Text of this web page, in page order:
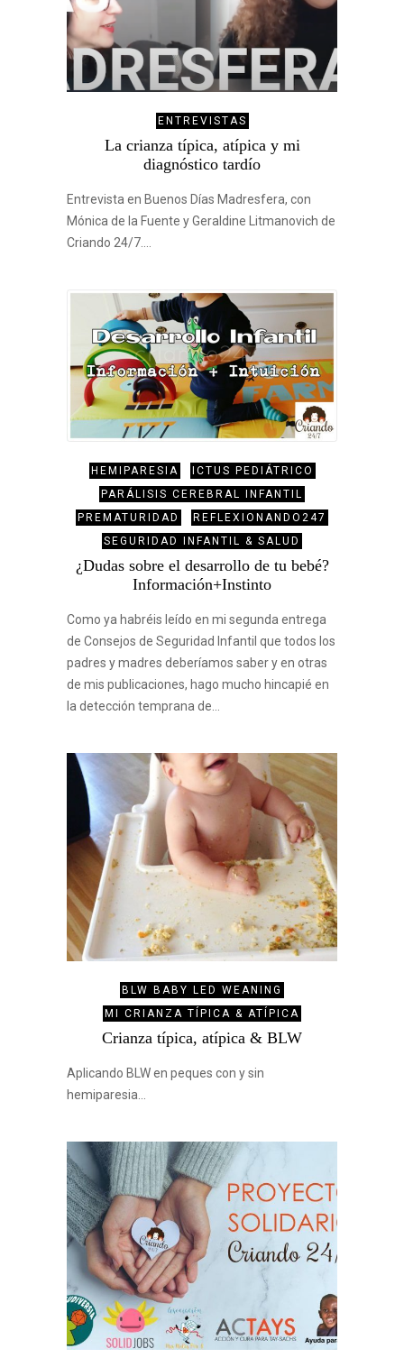
ENTREVISTAS
La crianza típica, atípica y mi
diagnóstico tardío
Entrevista en Buenos Días Madresfera, con
Mónica de la Fuente y Geraldine Litmanovich de
Criando 24/7.…
HEMIPARESIA
ICTUS PEDIÁTRICO
PARÁLISIS CEREBRAL INFANTIL
PREMATURIDAD
REFLEXIONANDO247
SEGURIDAD INFANTIL & SALUD
¿Dudas sobre el desarrollo de tu bebé?
Información+Instinto
Como ya habréis leído en mi segunda entrega
de Consejos de Seguridad Infantil que todos los
padres y madres deberíamos saber y en otras
de mis publicaciones, hago mucho hincapié en
la detección temprana de…
BLW BABY LED WEANING
MI CRIANZA TÍPICA & ATÍPICA
Crianza típica, atípica & BLW
Aplicando BLW en peques con y sin
hemiparesia…